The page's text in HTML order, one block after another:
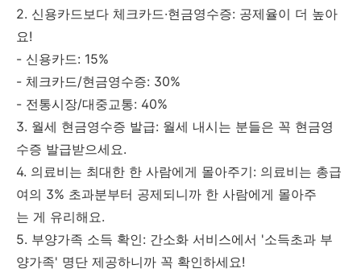
2. 신용카드보다 체크카드·현금영수증: 공제율이 더 높아
요!
- 신용카드: 15%
- 체크카드/현금영수증: 30%
- 전통시장/대중교통: 40%
3. 월세 현금영수증 발급: 월세 내시는 분들은 꼭 현금영
수증 발급받으세요.
4. 의료비는 최대한 한 사람에게 몰아주기: 의료비는 총급
여의 3% 초과분부터 공제되니까 한 사람에게 몰아주
는 게 유리해요.
5. 부양가족 소득 확인: 간소화 서비스에서 '소득초과 부
양가족' 명단 제공하니까 꼭 확인하세요!